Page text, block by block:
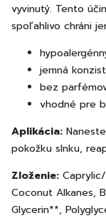
vyvinutý. Tento
spoľahlivo chráni
jemná
bez
vhodné pre
Aplikácia:
pokožku slnku,
Zloženie:
Coconut Alkanes,
Glycerin**,